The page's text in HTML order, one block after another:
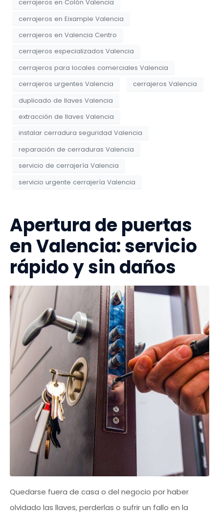
cerrajeros en Colón Valencia
cerrajeros en Eixample Valencia
cerrajeros en Valencia Centro
cerrajeros especializados Valencia
cerrajeros para locales comerciales Valencia
cerrajeros urgentes Valencia
cerrajeros Valencia
duplicado de llaves Valencia
extracción de llaves Valencia
instalar cerradura seguridad Valencia
reparación de cerraduras Valencia
servicio de cerrajería Valencia
servicio urgente cerrajería Valencia
Apertura de puertas
en Valencia: servicio
rápido y sin daños
Quedarse fuera de casa o del negocio por haber
olvidado las llaves, perderlas o sufrir un fallo en la